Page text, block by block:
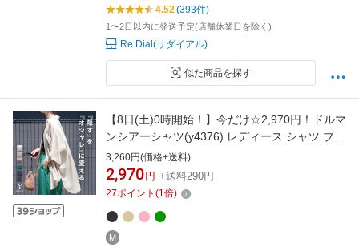
4.52(393件)
1〜2日以内に発送予定(店舗休業日を除く)
Re Dial(リダイアル)
似た商品を探す
【8日(土)0時開始！】今だけ☆2,970円！ドルマ
ンシアーシャツ(y4376) レディース シャツ ブラ
ウス シアー 透け感 カジュアル シンプル 体型カ
バー 半袖 トップス 夏 紫外線対策 UV対策 冷房
対策 reca レカ メール便発送5 s
3,260円(価格+送料)
2,970 円 +送料290円
27ポイント (1倍)
M